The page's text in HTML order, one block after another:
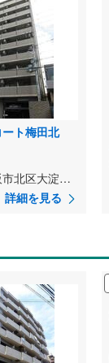
ト梅田北
大阪府大阪市北区大淀中2丁目
詳細を見る